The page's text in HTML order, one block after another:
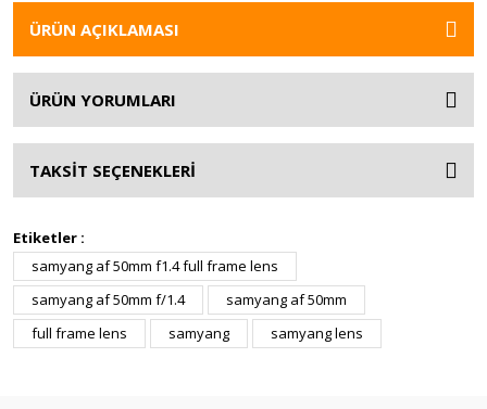
ÜRÜN AÇIKLAMASI
ÜRÜN YORUMLARI
TAKSİT SEÇENEKLERİ
Etiketler :
samyang af 50mm f1.4 full frame lens
samyang af 50mm f/1.4
samyang af 50mm
full frame lens
samyang samyang lens